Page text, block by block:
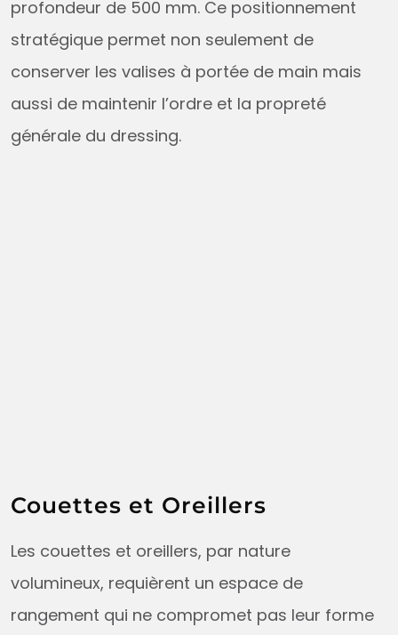
profondeur de 500 mm. Ce positionnement
stratégique permet non seulement de
conserver les valises à portée de main mais
aussi de maintenir l’ordre et la propreté
générale du dressing.
Couettes et Oreillers
Les couettes et oreillers, par nature
volumineux, requièrent un espace de
rangement qui ne compromet pas leur forme